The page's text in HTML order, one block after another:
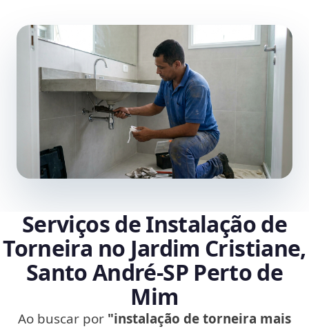
Serviços de Instalação de
Torneira no Jardim Cristiane,
Santo André‑SP Perto de
Mim
Ao buscar por "instalação de torneira mais